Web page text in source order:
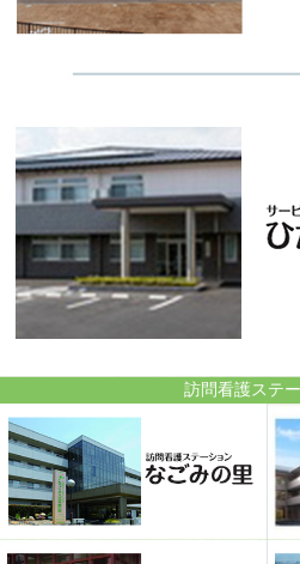
訪問看護ステ